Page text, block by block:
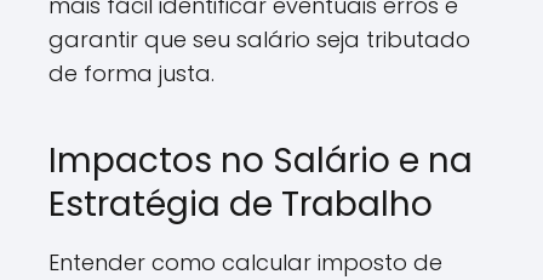
garantir que seu salário seja tributado
de forma justa.
Impactos no Salário e na
Estratégia de Trabalho
Entender como calcular imposto de